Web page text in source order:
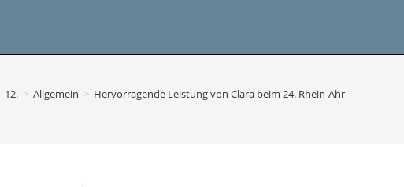
12. > Allgemein > Hervorragende Leistung von Clara beim 24. Rhein-Ahr-Mosel